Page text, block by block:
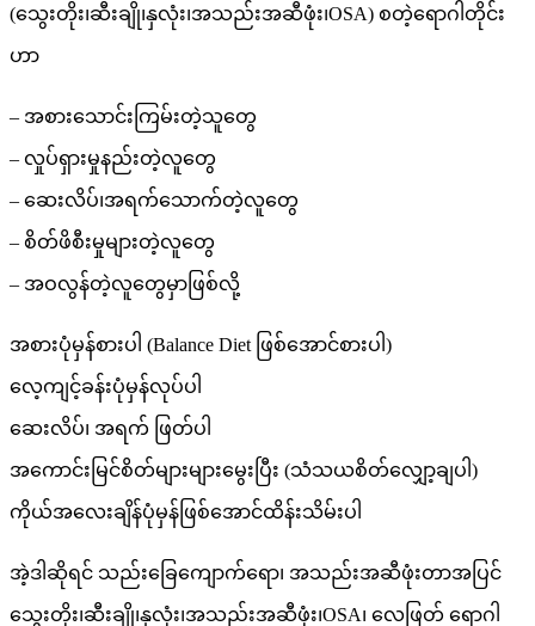
(သွေးတိုး၊ဆီးချို၊နှလုံး၊အသည်းအဆီဖုံး၊OSA) စတဲ့ရောဂါတိုင်း
ဟာ
– အစားသောင်းကြမ်းတဲ့သူတွေ
– လှုပ်ရှားမှုနည်းတဲ့လူတွေ
– ဆေးလိပ်၊အရက်သောက်တဲ့လူတွေ
– စိတ်ဖိစီးမှုများတဲ့လူတွေ
– အဝလွန်တဲ့လူတွေမှာဖြစ်လို့
အစားပုံမှန်စားပါ (Balance Diet ဖြစ်အောင်စားပါ)
လေ့ကျင့်ခန်းပုံမှန်လုပ်ပါ
ဆေးလိပ်၊ အရက် ဖြတ်ပါ
အကောင်းမြင်စိတ်များများမွေးပြီး (သံသယစိတ်လျှော့ချပါ)
ကိုယ်အလေးချိန်ပုံမှန်ဖြစ်အောင်ထိန်းသိမ်းပါ
အဲ့ဒါဆိုရင် သည်းခြေကျောက်ရော၊ အသည်းအဆီဖုံးတာအပြင်
သွေးတိုး၊ဆီးချို၊နှလုံး၊အသည်းအဆီဖုံး၊OSA၊ လေဖြတ် ရောဂါ